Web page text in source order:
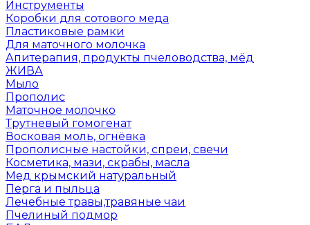
Инструменты
Коробки для сотового меда
Пластиковые рамки
Для маточного молочка
Апитерапия, продукты пчеловодства, мёд
ЖИВА
Мыло
Прополис
Маточное молочко
Трутневый гомогенат
Восковая моль, огнёвка
Прополисные настойки, спреи, свечи
Косметика, мази, скрабы, масла
Мед крымский натуральный
Перга и пыльца
Лечебные травы,травяные чаи
Пчелиный подмор